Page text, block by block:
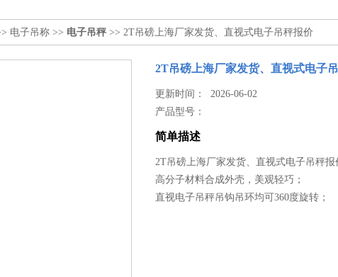
电子吊称 >> 电子吊秤 >> 2T吊磅上海厂家发货、直视式电子吊秤报价
2T吊磅上海厂家发货、直视式电子
更新时间： 2026-06-02
产品型号：
简单描述
2T吊磅上海厂家发货、直视式电子吊秤报
高分子材料合成外壳，美观轻巧；
直视电子吊秤吊钩吊环均可360度旋转；